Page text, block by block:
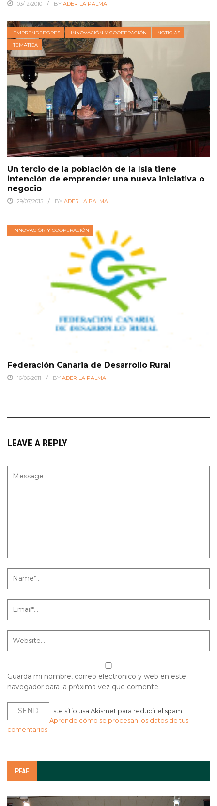
03/12/2010 BY ADER LA PALMA
EMPRENDEDORES INNOVACIÓN Y COOPERACIÓN
NOTICIAS
TEMÁTICA
Un tercio de la población de la Isla tiene
intención de emprender una nueva iniciativa o
negocio
29/07/2015 BY ADER LA PALMA
INNOVACIÓN Y COOPERACIÓN
Federación Canaria de Desarrollo Rural
16/06/2011 BY ADER LA PALMA
LEAVE A REPLY
Guarda mi nombre, correo electrónico y web en este
navegador para la próxima vez que comente.
Este sitio usa Akismet para reducir el spam.
Aprende cómo se procesan los datos de tus
comentarios.
PFAE